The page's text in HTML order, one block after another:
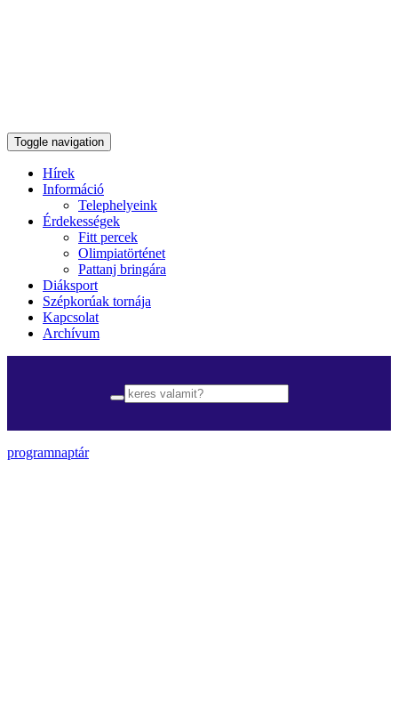
Toggle navigation
Hírek
Információ
Telephelyeink
Érdekességek
Fitt percek
Olimpiatörténet
Pattanj bringára
Diáksport
Szépkorúak tornája
Kapcsolat
Archívum
programnaptár